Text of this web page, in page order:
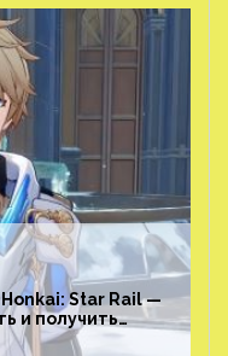
Star Rail —
и получить